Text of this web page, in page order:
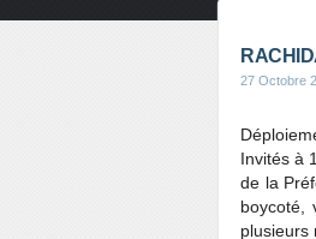
27 Octobre
Invités à
de la
boycoté,
plusieurs